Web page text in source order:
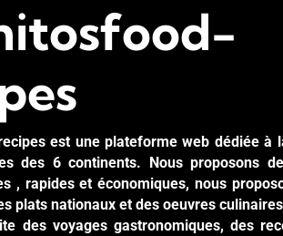
est une plateforme web dédiée à
des 6 continents. Nous proposons
, rapides et économiques, nous
plats nationaux et des oeuvres
des voyages gastronomiques, des